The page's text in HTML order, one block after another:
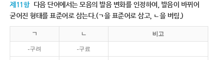
제11항 다음 단어에서는 모음의 발음 변화를 인정하여, 발음이 바뀌어
굳어진 형태를 표준어로 삼는다.(ㄱ을 표준어로 삼고, ㄴ을 버림.)
ㄱ ㄴ 비고
-구려 -구료